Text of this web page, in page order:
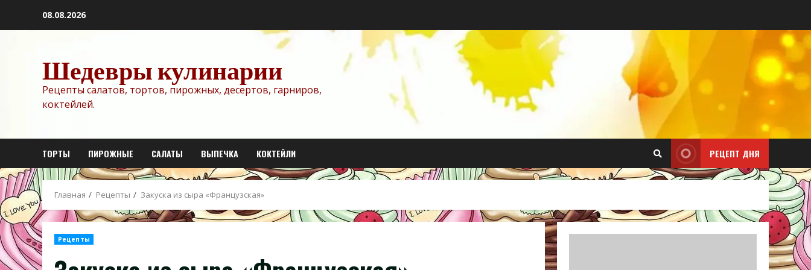
08.08.2026
Шедевры кулинарии
Рецепты салатов, тортов, пирожных, десертов, гарниров,
коктейлей.
ТОРТЫ ПИРОЖНЫЕ САЛАТЫ ВЫПЕЧКА КОКТЕЙЛИ РЕЦЕПТ ДНЯ
Главная Рецепты Закуска из сыра «Французская»
Рецепты